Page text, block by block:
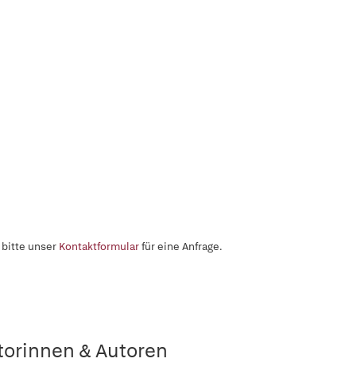
bitte unser Kontaktformularfür eine Anfrage.
& Autoren